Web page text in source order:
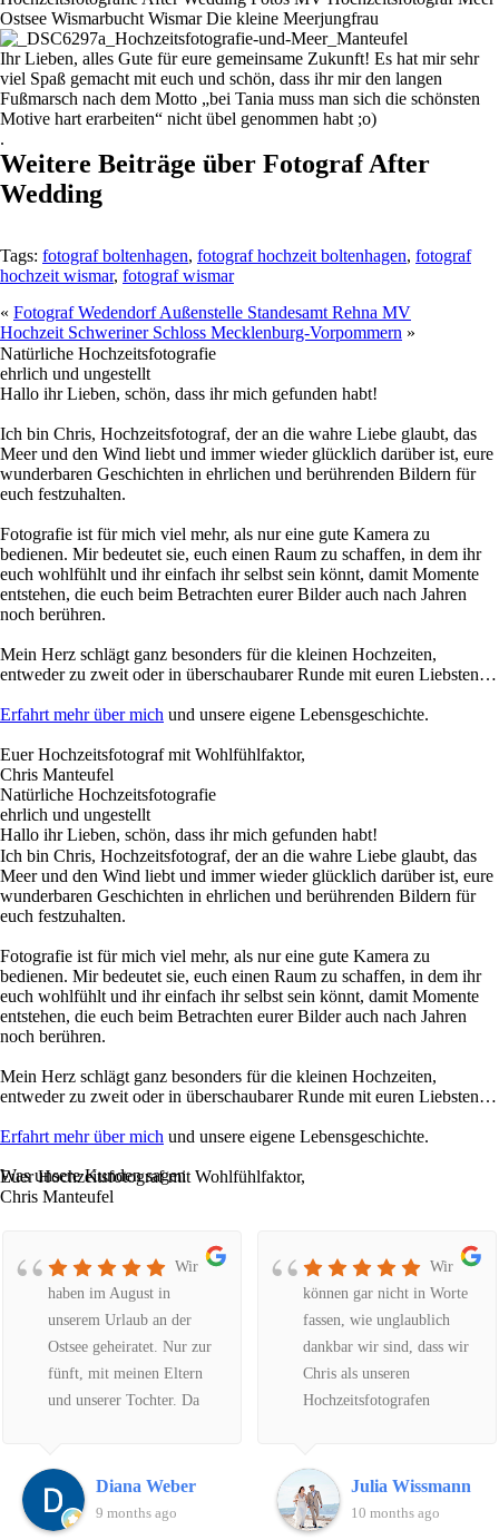
Ihr Lieben, alles Gute für eure gemeinsame Zukunft! Es hat mir sehr
viel Spaß gemacht mit euch und schön, dass ihr mir den langen
Fußmarsch nach dem Motto „bei Tania muss man sich die schönsten
Motive hart erarbeiten“ nicht übel genommen habt ;o)
.
Weitere Beiträge über Fotograf After
Wedding
Tags: fotograf boltenhagen, fotograf hochzeit boltenhagen, fotograf
hochzeit wismar, fotograf wismar
« Fotograf Wedendorf Außenstelle Standesamt Rehna MV
Hochzeit Schweriner Schloss Mecklenburg-Vorpommern »
Natürliche Hochzeitsfotografie
ehrlich und ungestellt
Hallo ihr Lieben, schön, dass ihr mich gefunden habt!
Ich bin Chris, Hochzeitsfotograf, der an die wahre Liebe glaubt, das
Meer und den Wind liebt und immer wieder glücklich darüber ist, eure
wunderbaren Geschichten in ehrlichen und berührenden Bildern für
euch festzuhalten.
Fotografie ist für mich viel mehr, als nur eine gute Kamera zu
bedienen. Mir bedeutet sie, euch einen Raum zu schaffen, in dem ihr
euch wohlfühlt und ihr einfach ihr selbst sein könnt, damit Momente
entstehen, die euch beim Betrachten eurer Bilder auch nach Jahren
noch berühren.
Mein Herz schlägt ganz besonders für die kleinen Hochzeiten,
entweder zu zweit oder in überschaubarer Runde mit euren Liebsten…
Erfahrt mehr über mich und unsere eigene Lebensgeschichte.
Euer Hochzeitsfotograf mit Wohlfühlfaktor,
Chris Manteufel
Natürliche Hochzeitsfotografie
ehrlich und ungestellt
Hallo ihr Lieben, schön, dass ihr mich gefunden habt!
Ich bin Chris, Hochzeitsfotograf, der an die wahre Liebe glaubt, das
Meer und den Wind liebt und immer wieder glücklich darüber ist, eure
wunderbaren Geschichten in ehrlichen und berührenden Bildern für
euch festzuhalten.
Fotografie ist für mich viel mehr, als nur eine gute Kamera zu
bedienen. Mir bedeutet sie, euch einen Raum zu schaffen, in dem ihr
euch wohlfühlt und ihr einfach ihr selbst sein könnt, damit Momente
entstehen, die euch beim Betrachten eurer Bilder auch nach Jahren
noch berühren.
Mein Herz schlägt ganz besonders für die kleinen Hochzeiten,
entweder zu zweit oder in überschaubarer Runde mit euren Liebsten…
Erfahrt mehr über mich und unsere eigene Lebensgeschichte.
Euer Hochzeitsfotograf mit Wohlfühlfaktor,
Chris Manteufel
Was unsere Kunden sagen
Wir
haben im August in
unserem Urlaub an der
Ostsee geheiratet. Nur zur
fünft, mit meinen Eltern
und unserer Tochter. Da
einem Fotografen für
unseren besonderen Tag
gesucht. Es muss
Diana Weber
9 months ago
Wir
können gar nicht in Worte
fassen, wie unglaublich
dankbar wir sind, dass wir
Chris als unseren
Hochzeitsfotografen
vom ersten Moment an
merkt man, dass hier ein
echter Profi am Werk ist,
Julia Wissmann
10 months ago